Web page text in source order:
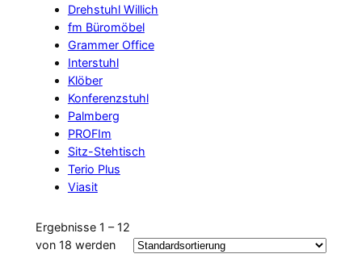
Drehstuhl Willich
fm Büromöbel
Grammer Office
Interstuhl
Klöber
Konferenzstuhl
Palmberg
PROFIm
Sitz-Stehtisch
Terio Plus
Viasit
Ergebnisse 1 – 12
von 18 werden